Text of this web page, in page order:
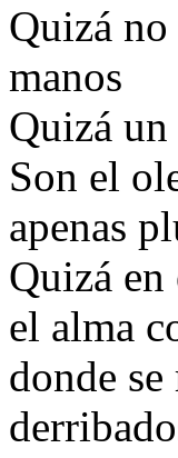
Quizá no
manos
Quizá
Son el
apenas
Quizá
el alma
donde